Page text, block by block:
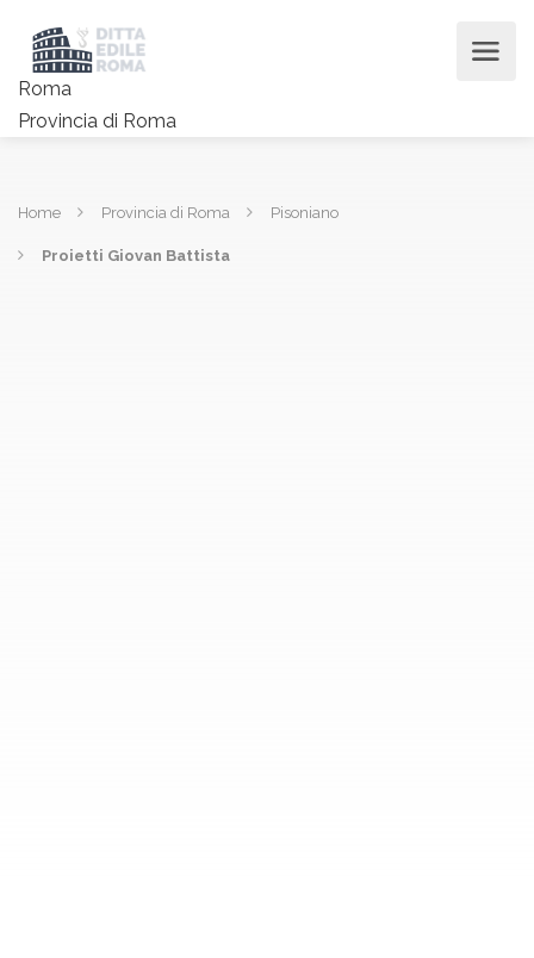
Roma
Provincia di Roma
Home Provincia di Roma Pisoniano
Proietti Giovan Battista